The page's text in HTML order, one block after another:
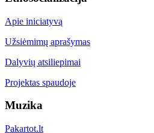
Apie iniciatyvą
Užsiėmimų aprašymas
Dalyvių atsiliepimai
Projektas spaudoje
Muzika
Pakartot.lt